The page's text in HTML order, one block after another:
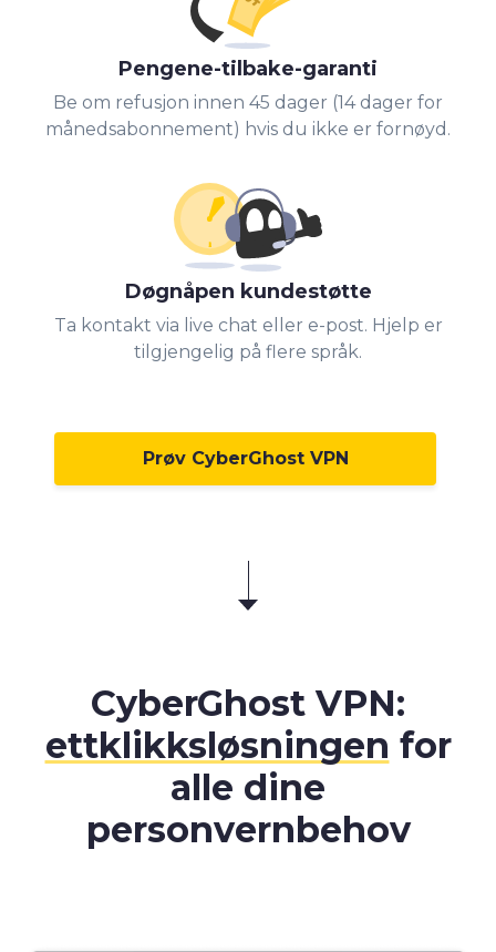
Pengene-tilbake-garanti
Be om refusjon innen 45 dager (14 dager for
månedsabonnement) hvis du ikke er fornøyd.
Døgnåpen kundestøtte
Ta kontakt via live chat eller e-post. Hjelp er
tilgjengelig på flere språk.
Prøv CyberGhost VPN
CyberGhost VPN:
ettklikksløsningen for
alle dine
personvernbehov